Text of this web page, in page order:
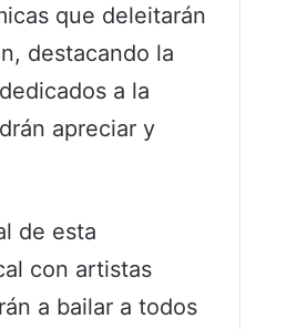
que deleitarán
destacando la
a la
apreciar y
de esta
con artistas
a bailar a todos